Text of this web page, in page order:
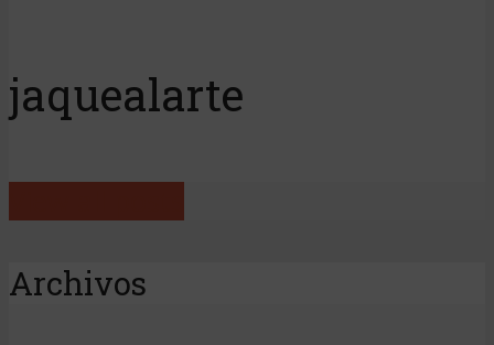
jaquealarte
Archivos